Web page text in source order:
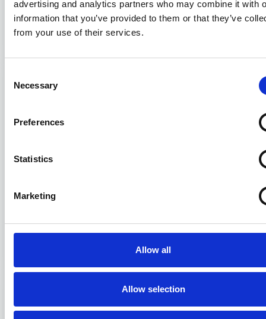
advertising and analytics partners who may combine it with
information that you’ve provided to them or that they’ve
from your use of their services.
Selection
Necessary
Preferences
Statistics
Marketing
Allow all
Allow selection
sistematiche
31/07/2026
La formazione di Assagenti